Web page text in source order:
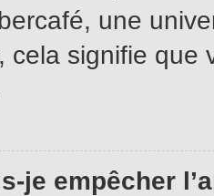
une
cela signifie que
je empêcher